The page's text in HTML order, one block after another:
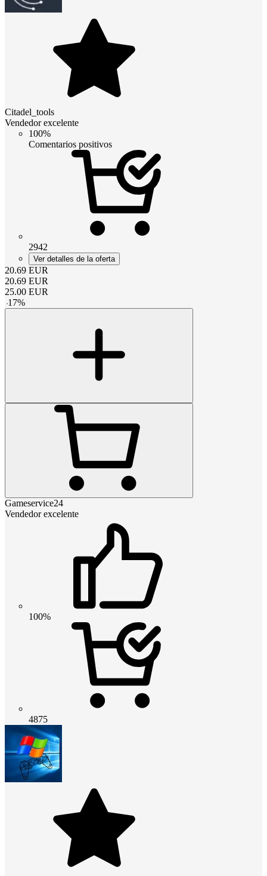
Citadel_tools
Vendedor excelente
100%
Comentarios positivos
2942
Ver detalles de la oferta
20.69 EUR
20.69 EUR
25.00 EUR
-17%
Gameservice24
Vendedor excelente
100%
4875